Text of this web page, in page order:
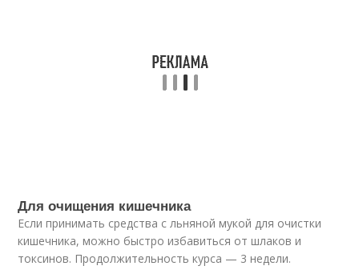
Для очищения кишечника
Если принимать средства с льняной мукой для очистки
кишечника, можно быстро избавиться от шлаков и
токсинов. Продолжительность курса — 3 недели.